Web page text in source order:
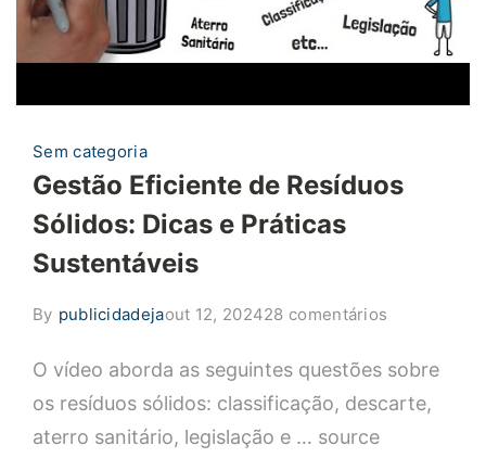
Sem categoria
Gestão Eficiente de Resíduos
Sólidos: Dicas e Práticas
Sustentáveis
By publicidadejaout 12, 202428 comentários
Eficiente
de
O vídeo aborda as seguintes questões sobre
os resíduos sólidos: classificação, descarte,
aterro sanitário, legislação e … source